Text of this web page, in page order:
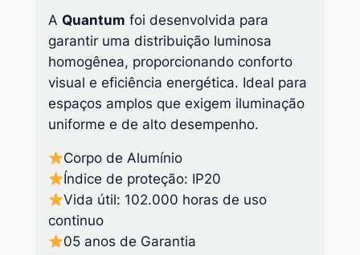
d
A Quantum foi desenvolvida para
garantir uma distribuição luminosa
homogênea, proporcionando conforto
visual e eficiência energética. Ideal para
espaços amplos que exigem iluminação
uniforme e de alto desempenho.
Corpo de Alumínio
Índice de proteção: IP20
Vida útil: 102.000 horas de uso
continuo
05 anos de Garantia